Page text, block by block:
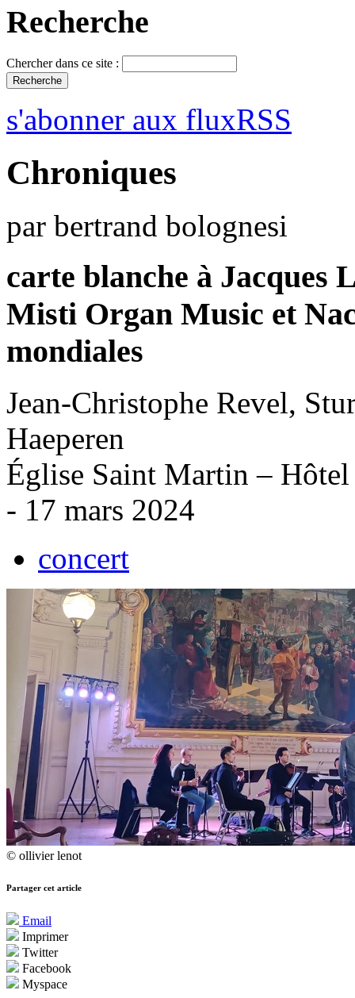
Recherche
Chercher dans ce site :
s'abonner aux fluxRSS
Chroniques
par bertrand bolognesi
carte blanche à Jacques
Misti Organ Music et
mondiales
Jean-Christophe Revel,
Haeperen
Église Saint Martin –
- 17 mars 2024
concert
© ollivier lenot
Partager cet article
Email
Imprimer
Twitter
Facebook
Myspace